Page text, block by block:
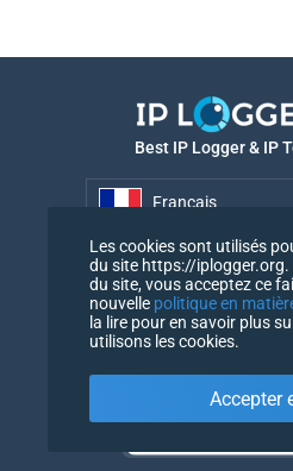
Best IP Logger & IP
Français
Français
Les cookies sont utilisés
du site https://iplogger.org.
du site, vous acceptez ce
nouvelle politique en
la lire pour en savoir plus
utilisons les cookies.
Accepter